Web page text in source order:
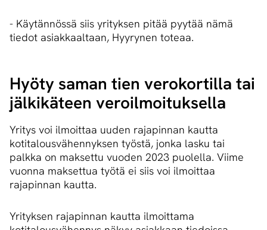
- Käytännössä siis yrityksen pitää pyytää nämä
tiedot asiakkaaltaan, Hyyrynen toteaa.
Hyöty saman tien verokortilla tai
jälkikäteen ve­roil­moi­tuk­sel­la
Yritys voi ilmoittaa uuden rajapinnan kautta
kotitalousvähennyksen työstä, jonka lasku tai
palkka on maksettu vuoden 2023 puolella. Viime
vuonna maksettua työtä ei siis voi ilmoittaa
rajapinnan kautta.
Yrityksen rajapinnan kautta ilmoittama